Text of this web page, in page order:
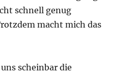
schnell genug
macht mich das
scheinbar die